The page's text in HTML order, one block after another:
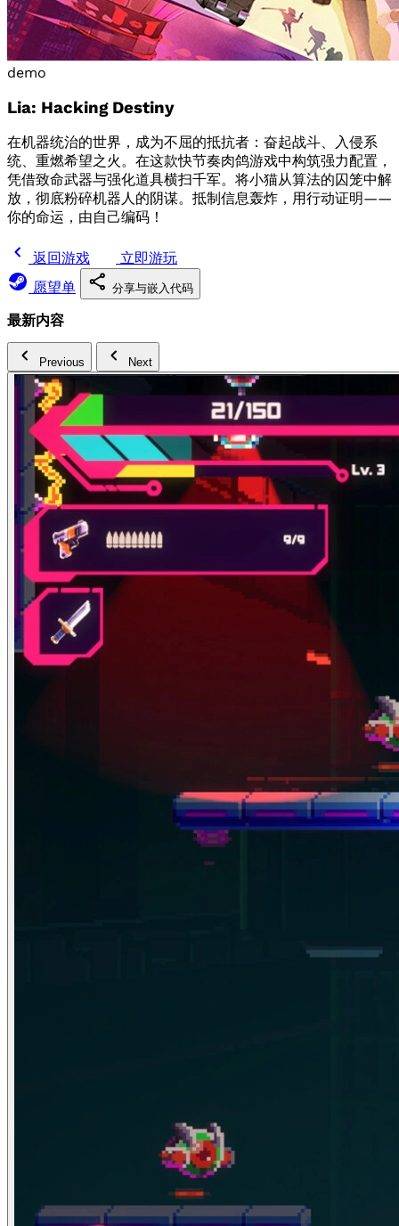
demo
Lia: Hacking Destiny
在机器统治的世界，成为不屈的抵抗者：奋起战斗、入侵系
统、重燃希望之火。在这款快节奏肉鸽游戏中构筑强力配置，
凭借致命武器与强化道具横扫千军。将小猫从算法的囚笼中解
放，彻底粉碎机器人的阴谋。抵制信息轰炸，用行动证明——
你的命运，由自己编码！
返回游戏
立即游玩
愿望单
分享与嵌入代码
最新内容
Previous Next